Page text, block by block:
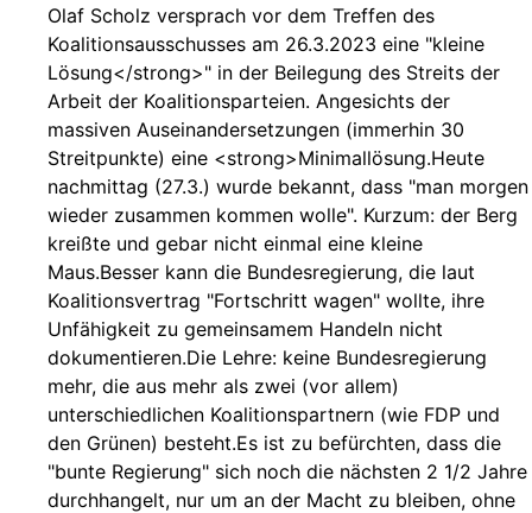
Olaf Scholz versprach vor dem Treffen des
Koalitionsausschusses am 26.3.2023 eine "kleine
Lösung</strong>" in der Beilegung des Streits der
Arbeit der Koalitionsparteien. Angesichts der
massiven Auseinandersetzungen (immerhin 30
Streitpunkte) eine <strong>Minimallösung.Heute
nachmittag (27.3.) wurde bekannt, dass "man morgen
wieder zusammen kommen wolle". Kurzum: der Berg
kreißte und gebar nicht einmal eine kleine
Maus.Besser kann die Bundesregierung, die laut
Koalitionsvertrag "Fortschritt wagen" wollte, ihre
Unfähigkeit zu gemeinsamem Handeln nicht
dokumentieren.Die Lehre: keine Bundesregierung
mehr, die aus mehr als zwei (vor allem)
unterschiedlichen Koalitionspartnern (wie FDP und
den Grünen) besteht.Es ist zu befürchten, dass die
"bunte Regierung" sich noch die nächsten 2 1/2 Jahre
durchhangelt, nur um an der Macht zu bleiben, ohne